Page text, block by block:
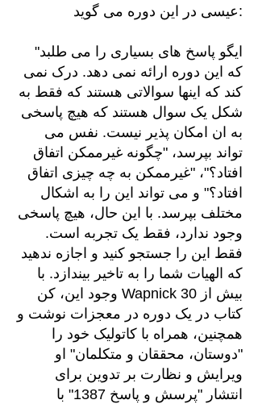
عیسی در این دوره می گوید:
"ایگو پاسخ های بسیاری را می طلبد
که این دوره ارائه نمی دهد. درک نمی
کند که اینها سوالاتی هستند که فقط به
شکل یک سوال هستند که هیچ پاسخی
به ان امکان پذیر نیست. نفس می
تواند بپرسد، "چگونه غیرممکن اتفاق
افتاد؟"، "غیرممکن به چه چیزی اتفاق
افتاد؟" و می تواند این را به اشکال
مختلف بپرسد. با این حال، هیچ پاسخی
وجود ندارد، فقط یک تجربه است.
فقط این را جستجو کنید و اجازه ندهید
که الهیات شما را به تاخیر بیندازد. با
وجود این، کن Wapnick بیش از 30
کتاب در یک دوره در معجزات نوشت و
همچنین، همراه با کاتولیک خود را
"دوستان، محققان و متکلمان" او
ویرایش و نظارت بر تدوین برای
انتشار "پرسش و پاسخ 1387" با